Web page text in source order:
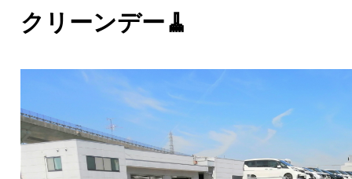
クリーンデー🧹